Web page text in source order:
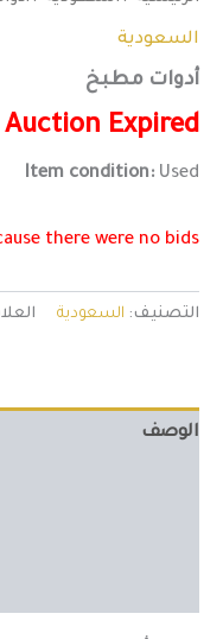
السعودية
أدوات مطبخ
Auction Expired
Item condition: Used
there were no bids
التصنيف: السعودية
الوصف